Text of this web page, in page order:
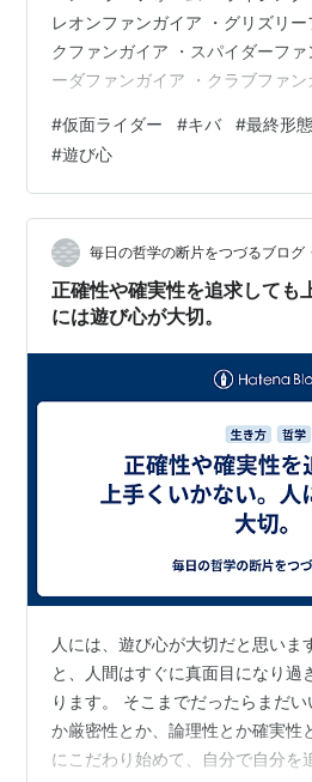
レオンファンガイア ・グリズリ
クファンガイア ・スパイダーフ
ーダファンガイア ・クラブファン
ラクター ・名護さんと音也 ・健
説版 ・真夜 ・静香 ・楽しみ ・挨
す。 ルークとの戦いが、決着し
観てから綴ろうと考えました。
良さを考えて、32話までの感想に
形態 …
#仮面ライダー #キバ #最終形態
#遊び心
毎日の哲学の断片をつづるブログ
正確性や確実性を追求しても
には遊び心が大切。
人には、遊び心が大切だと思いま
と、人間はすぐに真面目になり過
ります。 そこまでだったらまだ
か厳密性とか、論理性とか確実性
にこだわり始めて、自分で自分を